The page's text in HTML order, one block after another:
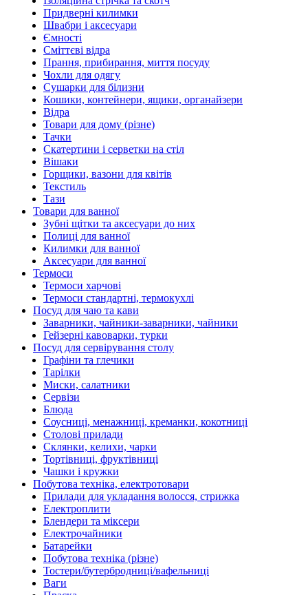
Придверні килимки
Швабри і аксесуари
Ємності
Сміттєві відра
Прання, прибирання, миття посуду
Чохли для одягу
Сушарки для білизни
Кошики, контейнери, ящики, органайзери
Відра
Товари для дому (різне)
Тачки
Скатертини і серветки на стіл
Вішаки
Горщики, вазони для квітів
Текстиль
Тази
Товари для ванної
Зубні щітки та аксесуари до них
Полиці для ванної
Килимки для ванної
Аксесуари для ванної
Термоси
Термоси харчові
Термоси стандартні, термокухлі
Посуд для чаю та кави
Заварники, чайники-заварники, чайники
Гейзерні кавоварки, турки
Посуд для сервірування столу
Графіни та глечики
Тарілки
Миски, салатники
Сервізи
Блюда
Соусниці, менажниці, креманки, кокотниці
Столові прилади
Склянки, келихи, чарки
Тортівниці, фруктівниці
Чашки і кружки
Побутова техніка, електротовари
Прилади для укладання волосся, стрижка
Електроплити
Блендери та міксери
Електрочайники
Батарейки
Побутова техніка (різне)
Тостери/бутербродниці/вафельниці
Ваги